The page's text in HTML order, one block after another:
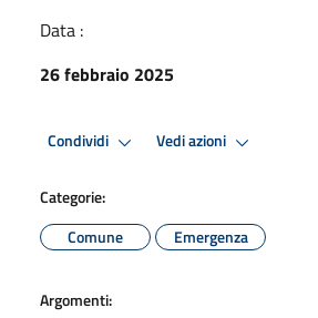
Data :
26 febbraio 2025
Condividi Vedi azioni
Categorie:
Comune
Emergenza
Argomenti: